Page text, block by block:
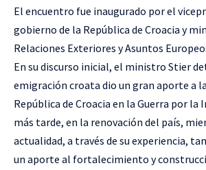
El encuentro fue inaugurado por el
gobierno de la República de Croacia y
Relaciones Exteriores y Asuntos
En su discurso inicial, el ministro Stier
emigración croata dio un gran aporte a
República de Croacia en la Guerra por la
más tarde, en la renovación del país,
actualidad, a través de su experiencia,
un aporte al fortalecimiento y